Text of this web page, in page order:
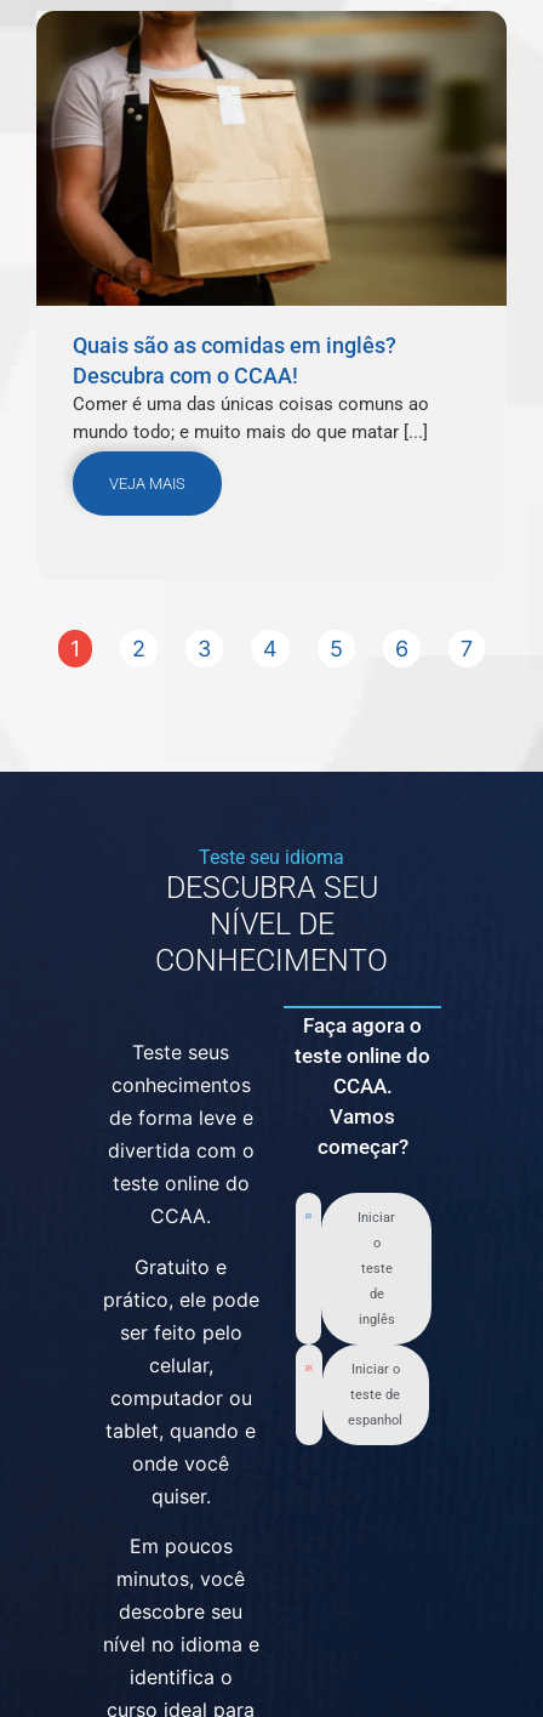
Quais são as comidas em inglês?
Descubra com o CCAA!
Comer é uma das únicas coisas comuns ao
mundo todo; e muito mais do que matar [...]
VEJA MAIS
1 2 3 4 5 6 7
Teste seu idioma
DESCUBRA SEU
NÍVEL DE
CONHECIMENTO
Teste seus
conhecimentos
de forma leve e
divertida com o
teste online do
CCAA.
Gratuito e
prático, ele pode
ser feito pelo
celular,
computador ou
tablet, quando e
onde você
quiser.
Em poucos
minutos, você
descobre seu
nível no idioma e
identifica o
curso ideal para
Faça agora o
teste online do
CCAA.
Vamos
começar?
Iniciar
o
teste
de
inglês
Iniciar o
teste de
espanhol